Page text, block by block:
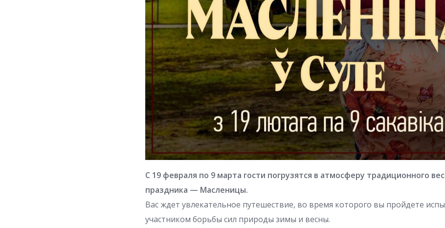
С 19 февраля по 9 марта гости погрузятся в атмосферу традиционного
праздника — Масленицы.
Вас ждет увлекательное путешествие, во время которого вы пройдете
участником борьбы сил природы зимы и весны.